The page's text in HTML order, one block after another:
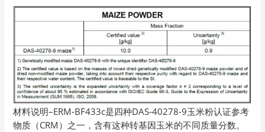
材料说明–ERM-BF433c是四种DAS-40278-9玉米粉认证参考
物质（CRM）之一，含有这种转基因玉米的不同质量分数。